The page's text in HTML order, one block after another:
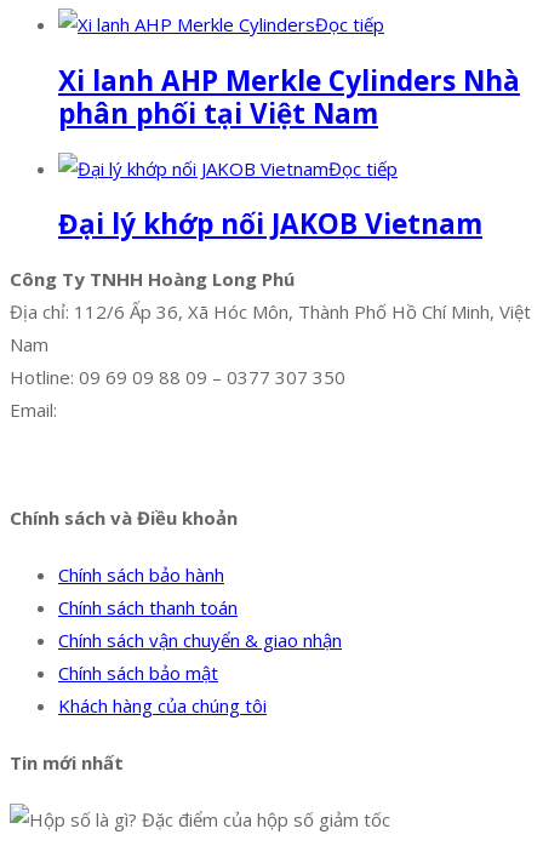
Đọc tiếp
Xi lanh AHP Merkle Cylinders Nhà
phân phối tại Việt Nam
Đọc tiếp
Đại lý khớp nối JAKOB Vietnam
Công Ty TNHH Hoàng Long Phú
Địa chỉ: 112/6 Ấp 36, Xã Hóc Môn, Thành Phố Hồ Chí Minh, Việt
Nam
Hotline: 09 69 09 88 09 – 0377 307 350
Email:
Chính sách và Điều khoản
Chính sách bảo hành
Chính sách thanh toán
Chính sách vận chuyển & giao nhận
Chính sách bảo mật
Khách hàng của chúng tôi
Tin mới nhất